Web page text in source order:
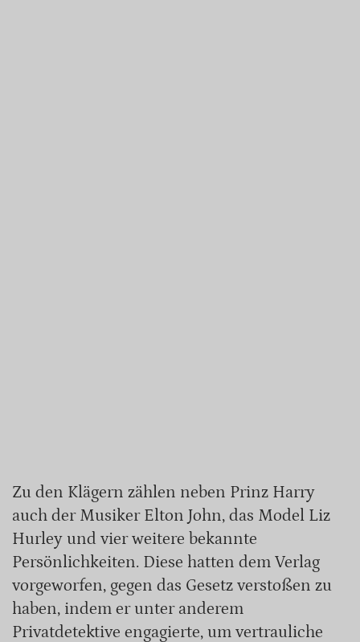
Zu den Klägern zählen neben Prinz Harry
auch der Musiker Elton John, das Model Liz
Hurley und vier weitere bekannte
Persönlichkeiten. Diese hatten dem Verlag
vorgeworfen, gegen das Gesetz verstoßen zu
haben, indem er unter anderem
Privatdetektive engagierte, um vertrauliche